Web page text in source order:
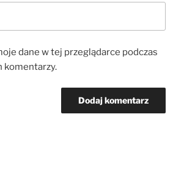
dane w tej przeglądarce podczas
komentarzy.